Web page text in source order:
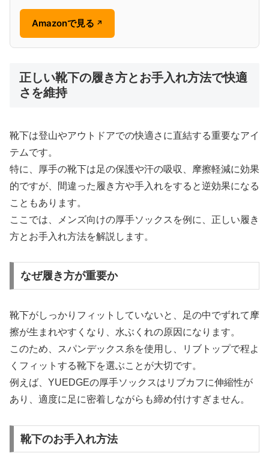
Amazonで見る ↗
正しい靴下の履き方とお手入れ方法で快適
さを維持
靴下は登山やアウトドアでの快適さに直結する重要なアイ
テムです。
特に、厚手の靴下は足の保護や汗の吸収、摩擦軽減に効果
的ですが、間違った履き方や手入れをすると逆効果になる
こともあります。
ここでは、メンズ向けの厚手ソックスを例に、正しい履き
方とお手入れ方法を解説します。
なぜ履き方が重要か
靴下がしっかりフィットしていないと、足の中でずれて摩
擦が生まれやすくなり、水ぶくれの原因になります。
このため、スパンデックス糸を使用し、リブトップで程よ
くフィットする靴下を選ぶことが大切です。
例えば、YUEDGEの厚手ソックスはリブカフに伸縮性が
あり、適度に足に密着しながらも締め付けすぎません。
靴下のお手入れ方法